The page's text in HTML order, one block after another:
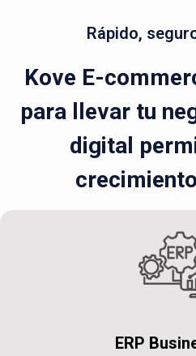
Rápido,
Kove E-
para llevar tu
digital
ERP